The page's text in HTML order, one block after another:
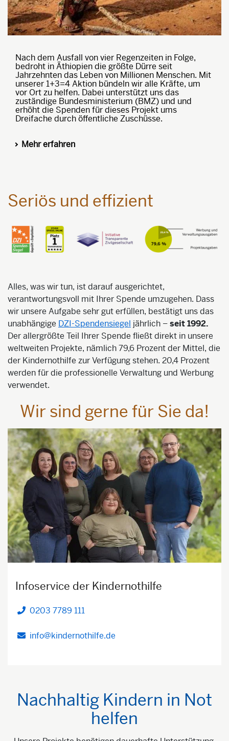
Nach dem Ausfall von vier Regenzeiten in Folge,
bedroht in Äthiopien die größte Dürre seit
Jahrzehnten das Leben von Millionen Menschen. Mit
unserer 1+3=4 Aktion bündeln wir alle Kräfte, um
vor Ort zu helfen. Dabei unterstützt uns das
zuständige Bundesministerium (BMZ) und und
erhöht die Spenden für dieses Projekt ums
Dreifache durch öffentliche Zuschüsse.
Mehr erfahren
Seriös und effizient
Alles, was wir tun, ist darauf ausgerichtet,
verantwortungsvoll mit Ihrer Spende umzugehen. Dass
wir unsere Aufgabe sehr gut erfüllen, bestätigt uns das
unabhängige DZI-Spendensiegel jährlich –seit 1992.
Der allergrößte Teil Ihrer Spende fließt direkt in unsere
weltweiten Projekte, nämlich 79,6 Prozent der Mittel, die
der Kindernothilfe zur Verfügung stehen. 20,4 Prozent
werden für die professionelle Verwaltung und Werbung
verwendet.
Wir sind gerne für Sie da!
Infoservice der Kindernothilfe
Telefon
0203 7789 111
info@kindernothilfe.de
Nachhaltig Kindern in Not
helfen